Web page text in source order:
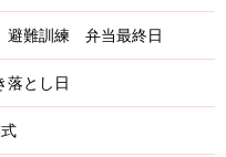
難訓練 弁当最終日
落とし日
式